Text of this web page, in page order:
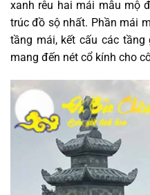
xanh rêu hai mái mẫu mộ
trúc đồ sộ nhất. Phần mái
tầng mái, kết cấu các
mang đến nét cổ kính cho